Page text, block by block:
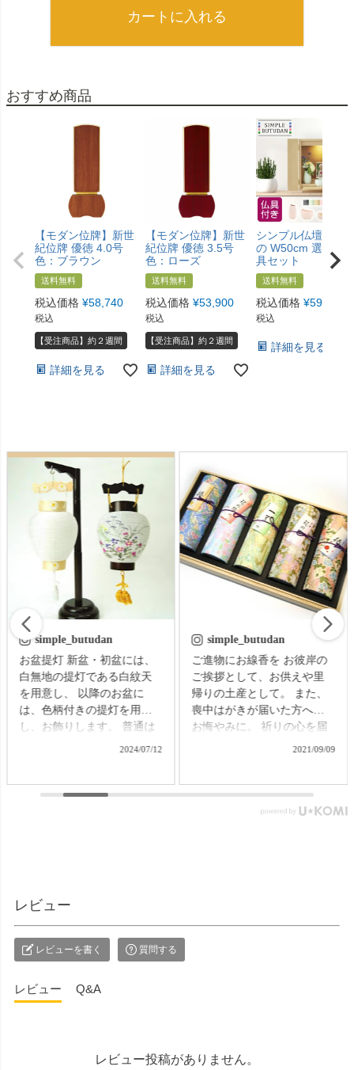
カートに入れる
おすすめ商品
【モダン位牌】新世
紀位牌 優徳 4.0号
色：ブラウン
送料無料
税込価格 ¥58,740
税込
【受注商品】約２週間
詳細を見る
【モダン位牌】新世
紀位牌 優徳 3.5号
色：ローズ
送料無料
税込価格 ¥53,900
税込
【受注商品】約２週間
詳細を見る
シンプル仏壇 あけ
の W50cm 選べる
具セット
送料無料
税込価格 ¥59,800
税込
詳細を見る
simple_butudan
お盆提灯 新盆・初盆には、
白無地の提灯である白紋天
を用意し、 以降のお盆に
は、色柄付きの提灯を用意
し、お飾りします。 普通は
それぞれの提灯を別に準備
そんなお困りごとにお応え
@simple_butudan ■メモリア
ルギャラリー国分寺店 東京
都国分寺市南町3-23-6ルミエ
ール国分寺ビル ■メモリアル
葉市中央区弁天4-9-1 #仏壇 #
手元供養 #お墓参り #墓じま
2024/07/12
simple_butudan
ご進物にお線香を お彼岸の
ご挨拶として、お供えや里
帰りの土産として。 また、
喪中はがきが届いた方への
お悔やみに。 祈りの心を届
ける贈り物で、故人をしの
らべ 桜/一葉/紅梅/椿（甘・
優）5本入（桐箱） ▼メモリ
2021/09/09
レビュー
レビューを書く 質問する
レビュー Q&A
レビュー投稿がありません。